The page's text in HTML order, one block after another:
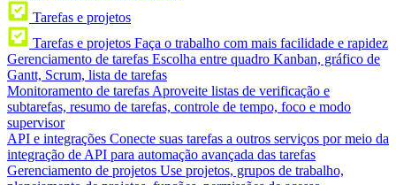
Tarefas e projetos
Tarefas e projetos Faça o trabalho com mais facilidade e rapidez
Gerenciamento de tarefas Escolha entre quadro Kanban, gráfico de
Gantt, Scrum, lista de tarefas
Monitoramento de tarefas Aproveite listas de verificação e
subtarefas, resumo de tarefas, controle de tempo, foco e modo
supervisor
API e integrações Conecte suas tarefas a outros serviços por meio da
integração de API para automação avançada das tarefas
Gerenciamento de projetos Use projetos, grupos de trabalho,